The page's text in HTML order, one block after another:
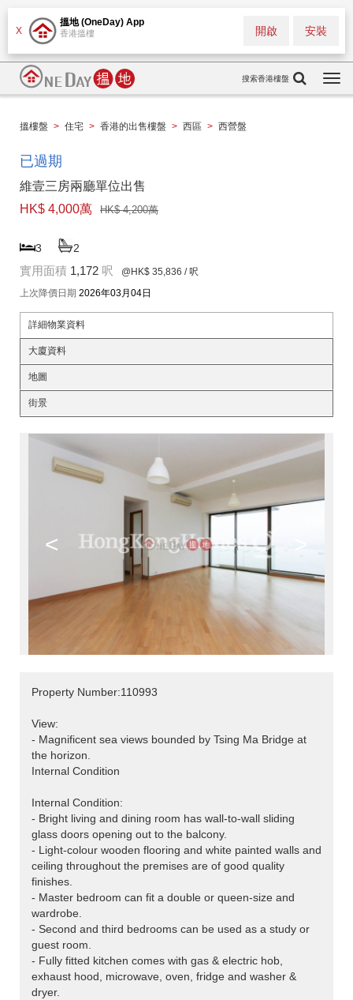
X
搵地 (OneDay) App
香港搵樓 安裝
開啟
搜索香港樓盤
搵樓盤 > 住宅 > 香港的出售樓盤 > 西區 > 西營盤
已過期
維壹三房兩廳單位出售
HK$ 4,000萬
HK$ 4,200萬
3 2
實用面積 1,172 呎 @HK$ 35,836 / 呎
上次降價日期 2026年03月04日
詳細物業資料
大廈資料
地圖
街景
<
Property Number:110993
View:
- Magnificent sea views bounded by Tsing Ma Bridge at
the horizon.
Internal Condition
Internal Condition:
- Bright living and dining room has wall-to-wall sliding
glass doors opening out to the balcony.
- Light-colour wooden flooring and white painted walls and
ceiling throughout the premises are of good quality
finishes.
- Master bedroom can fit a double or queen-size and
wardrobe.
- Second and third bedrooms can be used as a study or
guest room.
- Fully fitted kitchen comes with gas & electric hob,
exhaust hood, microwave, oven, fridge and washer &
dryer.